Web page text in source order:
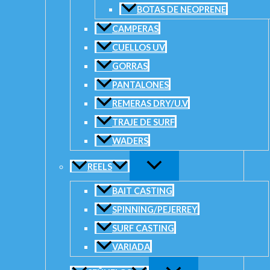
BOTAS DE NEOPRENE
CAMPERAS
CUELLOS UV
GORRAS
PANTALONES
REMERAS DRY/U.V
TRAJE DE SURF
WADERS
REELS
BAIT CASTING
SPINNING/PEJERREY
SURF CASTING
VARIADA
ALPS de grafito tubular.
Funda de transporte:acolchada.
caña enchufable de surfcasting del más alto
o variada liviana de playa. Acciones XX son muy
para los que arrojan entre 180 a 200 gramos más carnada,
Características técnicas:
: FG-1402 HB
: 4,20m
: 110-170g
Valoraciones
No hay valoraciones aún.
Sé el primero en valorar “Caña
Tu dirección de correo electrónico no será publicada.